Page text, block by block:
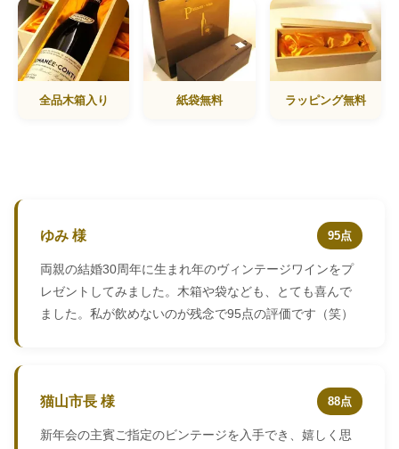
全品木箱入り 紙袋無料 ラッピング無料
ゆみ 様 95点
両親の結婚30周年に生まれ年のヴィンテージワインをプ
レゼントしてみました。木箱や袋なども、とても喜んで
ました。私が飲めないのが残念で95点の評価です（笑）
猫山市長 様 88点
新年会の主賓ご指定のビンテージを入手でき、嬉しく思